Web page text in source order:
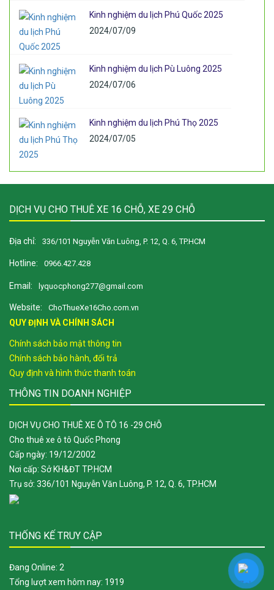
Kinh nghiệm du lịch Phú Quốc 2025
2024/07/09
Kinh nghiệm du lịch Pù Luông 2025
2024/07/06
Kinh nghiệm du lịch Phú Thọ 2025
2024/07/05
DỊCH VỤ CHO THUÊ XE 16 CHỖ, XE 29 CHỖ
Địa chỉ: 336/101 Nguyễn Văn Luông, P. 12, Q. 6, TP.HCM
Hotline: 0966.427.428
Email: lyquocphong277@gmail.com
Website: ChoThueXe16Cho.com.vn
QUY ĐỊNH VÀ CHÍNH SÁCH
Chính sách bảo mật thông tin
Chính sách bảo hành, đổi trả
Quy định và hình thức thanh toán
THÔNG TIN DOANH NGHIỆP
DỊCH VỤ CHO THUÊ XE Ô TÔ 16 -29 CHỖ
Cho thuê xe ô tô Quốc Phong
Cấp ngày: 19/12/2002
Nơi cấp: Sở KH&ĐT TP.HCM
Trụ sở: 336/101 Nguyễn Văn Luông, P. 12, Q. 6, TP.HCM
THỐNG KẾ TRUY CẬP
Đang Online: 2
Tổng lượt xem hôm nay: 1919